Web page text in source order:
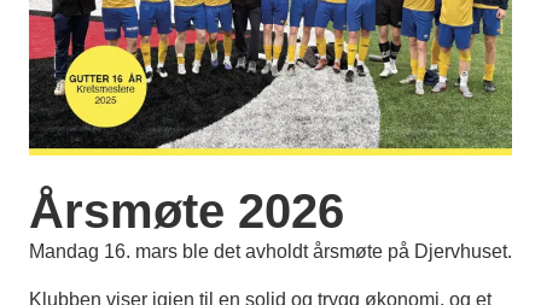
Årsmøte 2026
Mandag 16. mars ble det avholdt årsmøte på Djervhuset.
Klubben viser igjen til en solid og trygg økonomi, og et